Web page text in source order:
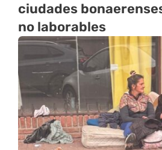
ciudades
no laborables